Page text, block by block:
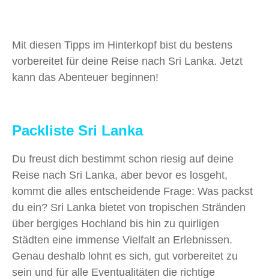
Mit diesen Tipps im Hinterkopf bist du bestens
vorbereitet für deine Reise nach Sri Lanka. Jetzt
kann das Abenteuer beginnen!
Packliste Sri Lanka
Du freust dich bestimmt schon riesig auf deine
Reise nach Sri Lanka, aber bevor es losgeht,
kommt die alles entscheidende Frage: Was packst
du ein? Sri Lanka bietet von tropischen Stränden
über bergiges Hochland bis hin zu quirligen
Städten eine immense Vielfalt an Erlebnissen.
Genau deshalb lohnt es sich, gut vorbereitet zu
sein und für alle Eventualitäten die richtige